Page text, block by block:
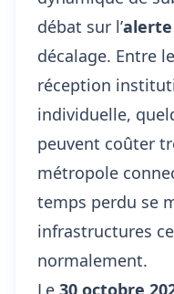
débat sur l’alerte
décalage. Entre
réception
individuelle,
peuvent coûter
métropole
temps perdu se
infrastructures
normalement.
Le 30 octobre